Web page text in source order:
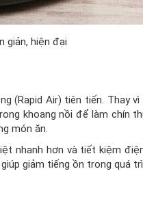
giản, hiện đại
(Rapid Air) tiên tiến. Thay
khoang nồi để làm chín
món ăn.
nhanh hơn và tiết kiệm
giảm tiếng ồn trong quá